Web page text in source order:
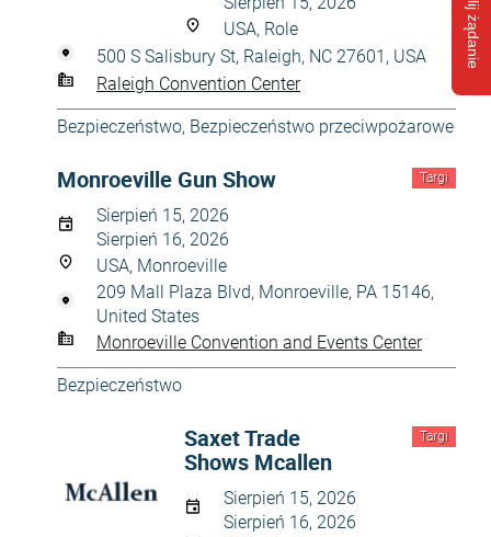
Wyślij żądanie
USA, Role
500 S Salisbury St, Raleigh, NC 27601, USA
Raleigh Convention Center
Bezpieczeństwo, Bezpieczeństwo przeciwpożarowe
Targi
Monroeville Gun Show
Sierpień 15, 2026
Sierpień 16, 2026
USA, Monroeville
209 Mall Plaza Blvd, Monroeville, PA 15146,
United States
Monroeville Convention and Events Center
Bezpieczeństwo
Targi
Saxet Trade
Shows Mcallen
Sierpień 15, 2026
Sierpień 16, 2026